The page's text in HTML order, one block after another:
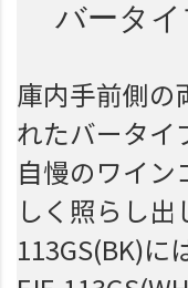
バータ
庫内手前側の
れたバータイ
自慢のワイン
しく照らし出
113GS(BK)に